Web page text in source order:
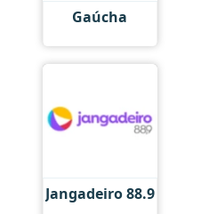
Gaúcha
Jangadeiro 88.9